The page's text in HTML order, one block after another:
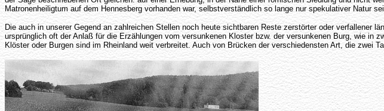
Matronenheiligtum auf dem Hennesberg vorhanden war, selbstverständlich so lange nur spekulativer Natur
Die auch in unserer Gegend an zahlreichen Stellen noch heute sichtbaren Reste zerstörter oder verfallener
ursprünglich oft der Anlaß für die Erzählungen vom versunkenen Kloster bzw. der versunkenen Burg, wie in
Klöster oder Burgen sind im Rheinland weit verbreitet. Auch von Brücken der verschiedensten Art, die zwei